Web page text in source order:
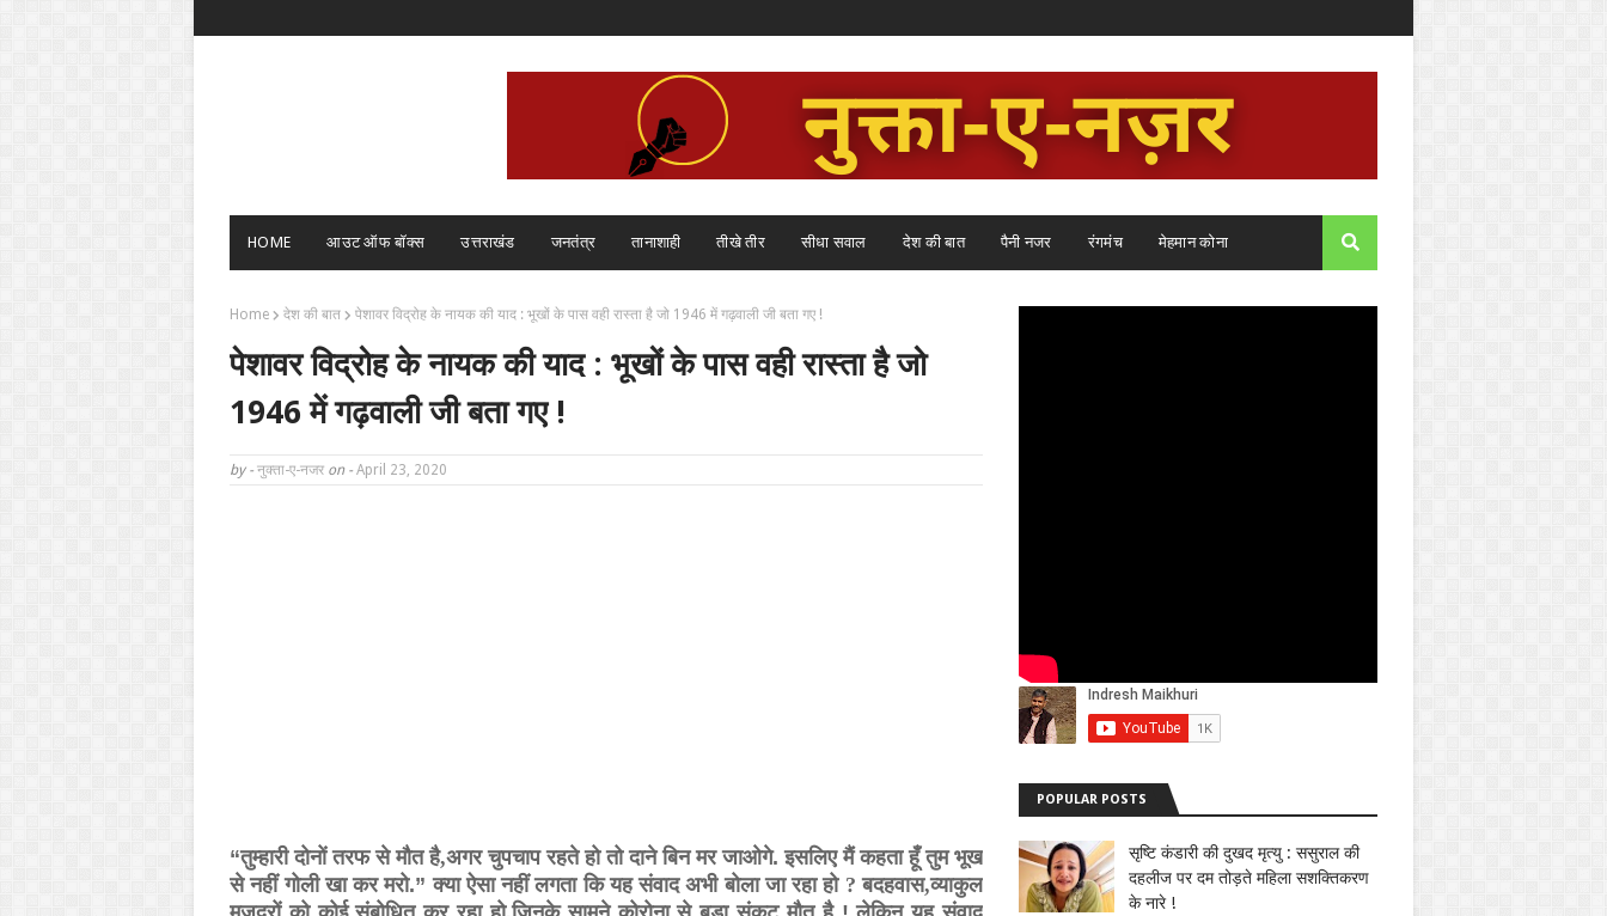
HOME आउट ऑफ बॉक्स उत्तराखंड जनतंत्र तानाशाही तीखे तीर सीधा सवाल देश की बात पैनी नजर रंगमंच मेहमान कोना
Home देश की बात पेशावर विद्रोह के नायक की याद : भूखों के पास वही रास्ता है जो 1946 में गढ़वाली जी बता गए !
पेशावर विद्रोह के नायक की याद : भूखों के पास वही रास्ता है जो
1946 में गढ़वाली जी बता गए !
by - नुक्ता-ए-नजर on - April 23, 2020
“तुम्हारी दोनों तरफ से मौत है,अगर चुपचाप रहते हो तो दाने बिन मर जाओगे. इसलिए मैं कहता हूँ तुम भूख
से नहीं गोली खा कर मरो.” क्या ऐसा नहीं लगता कि यह संवाद अभी बोला जा रहा हो ? बदहवास,व्याकुल
POPULAR POSTS
सृष्टि कंडारी की दुखद मृत्यु : ससुराल की
दहलीज पर दम तोड़ते महिला सशक्तिकरण
के नारे !